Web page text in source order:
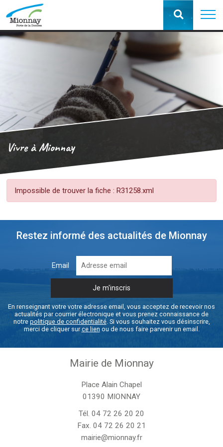
Vivre à Mionnay
Impossible de trouver la fiche : R31258.xml
Restez informé des actualités de Mionnay
Email
En renseignant votre votre adresse email, vous acceptez de recevoir nos
actualités par courrier électronique et vous prenez connaissance de
notre politique de confidentialité. Si vous souhaitez vous désinscrire,
merci de cliquer surce lien ou de nous faire parvenir un email.
Mairie de Mionnay
Place Alain Chapel
01390 MIONNAY
Tél. 04 72 26 20 20
Fax. 04 72 26 20 21
mairie@mionnay.fr